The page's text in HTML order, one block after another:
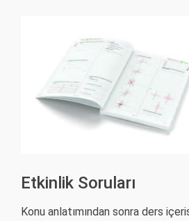
Etkinlik Soruları
Konu anlatımından sonra ders